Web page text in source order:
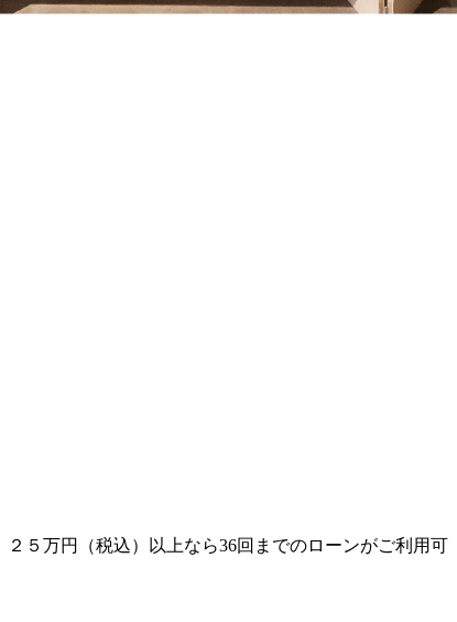
５万円（税込）以上なら36回までのローンがご利用可